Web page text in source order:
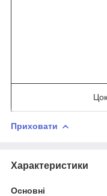
Приховати
Характеристики
Основні